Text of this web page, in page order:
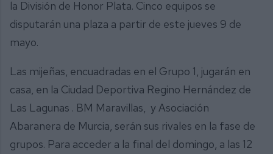
la División de Honor Plata. Cinco equipos se
disputarán una plaza a partir de este jueves 9 de
mayo.
Las mijeñas, encuadradas en el Grupo 1, jugarán en
casa, en la Ciudad Deportiva Regino Hernández de
Las Lagunas . BM Maravillas, y Asociación
Abaranera de Murcia, serán sus rivales en la fase de
grupos. Para acceder a la final del domingo, a las 12